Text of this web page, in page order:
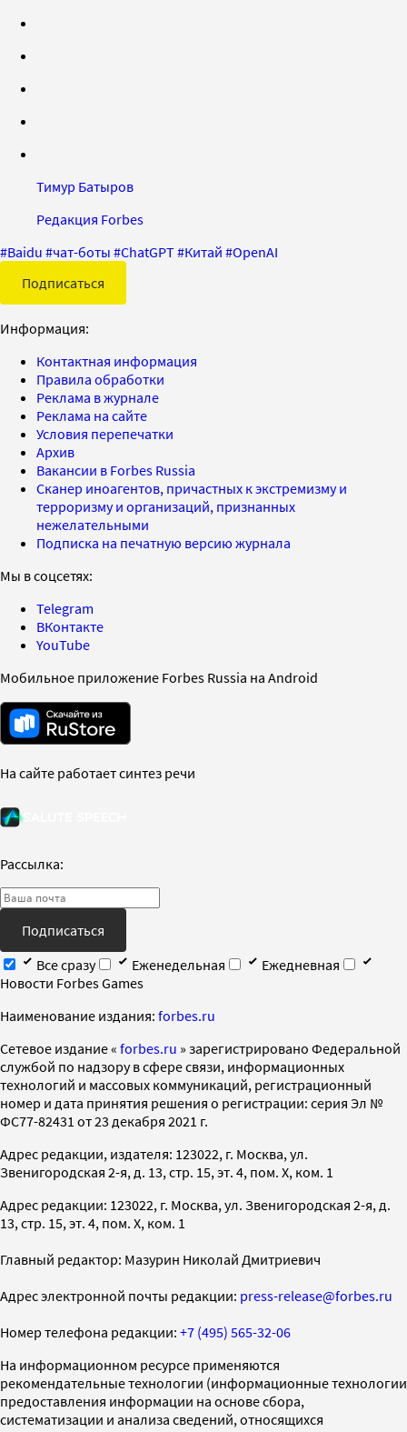
Тимур Батыров
Редакция Forbes
#Baidu #чат-боты #ChatGPT#Китай #OpenAI
Подписаться
Информация:
Контактная информация
Правила обработки
Реклама в журнале
Реклама на сайте
Условия перепечатки
Архив
Вакансии в Forbes Russia
Сканер иноагентов, причастных к экстремизму и
терроризму и организаций, признанных
нежелательными
Подписка на печатную версию журнала
Мы в соцсетях:
Telegram
ВКонтакте
YouTube
Мобильное приложение Forbes Russia на Android
На сайте работает синтез речи
Рассылка:
Подписаться
Все сразу
Еженедельная
Ежедневная
Новости Forbes Games
Наименование издания: forbes.ru
Cетевое издание « forbes.ru » зарегистрировано Федеральной
службой по надзору в сфере связи, информационных
технологий и массовых коммуникаций, регистрационный
номер и дата принятия решения о регистрации: серия Эл №
ФС77-82431 от 23 декабря 2021 г.
Адрес редакции, издателя: 123022, г. Москва, ул.
Звенигородская 2-я, д. 13, стр. 15, эт. 4, пом. X, ком. 1
Адрес редакции: 123022, г. Москва, ул. Звенигородская 2-я, д.
13, стр. 15, эт. 4, пом. X, ком. 1
Главный редактор: Мазурин Николай Дмитриевич
Адрес электронной почты редакции: press-release@forbes.ru
Номер телефона редакции: +7 (495) 565-32-06
На информационном ресурсе применяются
рекомендательные технологии (информационные технологии
предоставления информации на основе сбора,
систематизации и анализа сведений, относящихся